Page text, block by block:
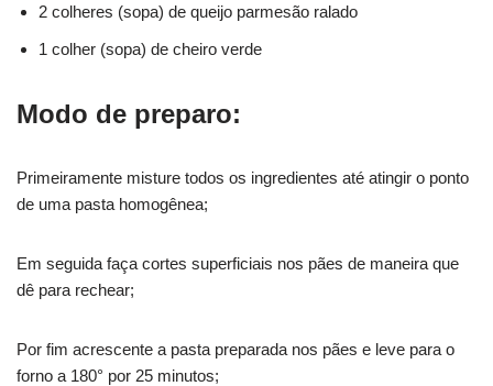
2 colheres (sopa) de queijo parmesão ralado
1 colher (sopa) de cheiro verde
Modo de preparo:
Primeiramente misture todos os ingredientes até atingir o ponto
de uma pasta homogênea;
Em seguida faça cortes superficiais nos pães de maneira que
dê para rechear;
Por fim acrescente a pasta preparada nos pães e leve para o
forno a 180° por 25 minutos;